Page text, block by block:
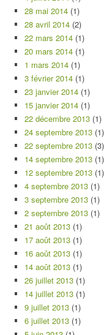
28 mai 2014 (1)
28 avril 2014 (2)
22 mars 2014 (1)
20 mars 2014 (1)
1 mars 2014 (1)
3 février 2014 (1)
23 janvier 2014 (1)
15 janvier 2014 (1)
22 décembre 2013 (1)
24 septembre 2013 (1)
22 septembre 2013 (3)
14 septembre 2013 (1)
12 septembre 2013 (1)
4 septembre 2013 (1)
3 septembre 2013 (1)
2 septembre 2013 (1)
21 août 2013 (1)
17 août 2013 (1)
16 août 2013 (1)
14 août 2013 (1)
26 juillet 2013 (1)
14 juillet 2013 (1)
9 juillet 2013 (1)
6 juillet 2013 (1)